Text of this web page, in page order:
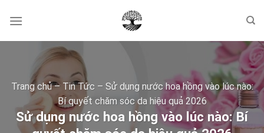
Trang chủ– Tin Tức – Sử dụng nước hoa hồng vào lúc nào:
Bí quyết chăm sóc da hiệu quả 2026
Sử dụng nước hoa hồng vào lúc nào: Bí